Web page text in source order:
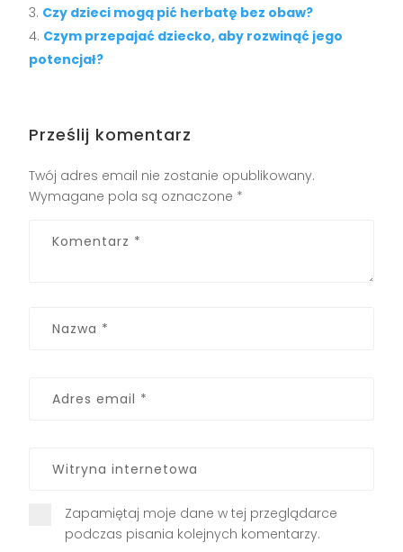
Czy dzieci mogą pić herbatę bez obaw?
Czym przepajać dziecko, aby rozwinąć jego
potencjał?
Prześlij komentarz
Twój adres email nie zostanie opublikowany.
Wymagane pola są oznaczone *
Zapamiętaj moje dane w tej przeglądarce
podczas pisania kolejnych komentarzy.